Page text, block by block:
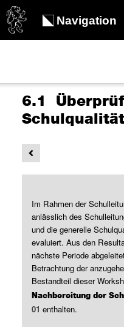
Navigation
6.1
Schulqualität
Im Rahmen der
anlässlich des
und die generelle
evaluiert. Aus den
nächste Periode
Betrachtung der
Bestandteil dieser
Nachbereitung der
01 enthalten.